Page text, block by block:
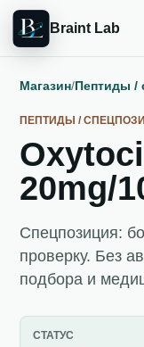
Braint Lab
Магазин/Пептиды /
ПЕПТИДЫ /
20mg/
Спецпозиция:
проверку. Без
подбора и
СТАТУС